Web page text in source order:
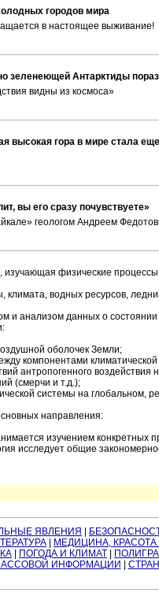
городов мира
в настоящее выживание!
зеленеющей Антарктиды
видны из космоса»
высокая гора в мире стала
вы его сразу почувствуете»
геологом Андреем
физические процессы
водных ресурсов,
и анализом данных о
оболочек Земли;
компонентами
антропогенного
(смерчи и т.д.);
системы на глобальном,
направления:
изучением
исследует общие
ЯВЛЕНИЯ
МЕДИЦИНА,
ПОГОДА И КЛИМАТ
ИНФОРМАЦИИ